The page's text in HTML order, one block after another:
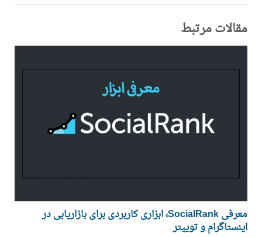
مقالات مرتبط
معرفی SocialRank، ابزاری کاربردی برای بازاریابی در
اینستاگرام و توییتر